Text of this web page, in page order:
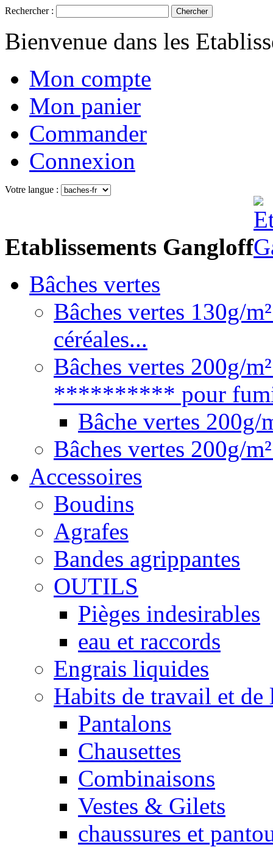
Rechercher : Chercher
Bienvenue dans les
Mon compte
Mon panier
Commander
Connexion
Votre langue :
Etablissements Gangloff
Bâches vertes
Bâches vertes 130g/
céréales...
Bâches vertes 200g/
********** pour
Bâche vertes
Bâches vertes 200g/
Accessoires
Boudins
Agrafes
Bandes agrippantes
OUTILS
Pièges indesirables
eau et raccords
Engrais liquides
Habits de travail et
Pantalons
Chausettes
Combinaisons
Vestes & Gilets
chaussures et